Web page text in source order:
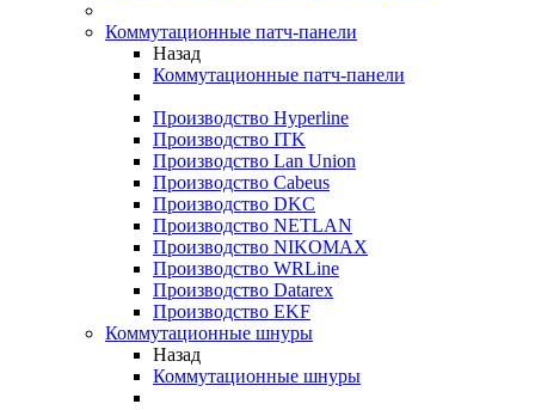
Коммутационные патч-панели
Назад
Коммутационные патч-панели
Производство Hyperline
Производство ITK
Производство Lan Union
Производство Cabeus
Производство DKC
Производство NETLAN
Производство NIKOMAX
Производство WRLine
Производство Datarex
Производство EKF
Коммутационные шнуры
Назад
Коммутационные шнуры